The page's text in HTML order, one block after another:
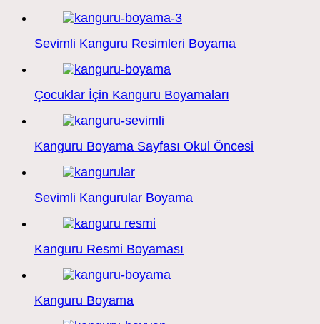
Sevimli Kanguru Resimleri Boyama
Çocuklar İçin Kanguru Boyamaları
Kanguru Boyama Sayfası Okul Öncesi
Sevimli Kangurular Boyama
Kanguru Resmi Boyaması
Kanguru Boyama